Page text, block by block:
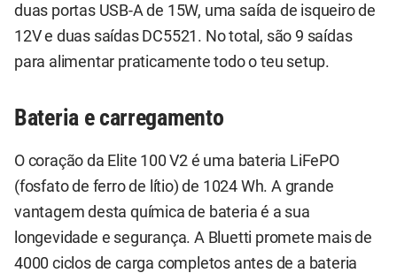
duas portas USB-A de 15W, uma saída de isqueiro de
12V e duas saídas DC5521. No total, são 9 saídas
para alimentar praticamente todo o teu setup.
Bateria e carregamento
O coração da Elite 100 V2 é uma bateria LiFePO
(fosfato de ferro de lítio) de 1024 Wh. A grande
vantagem desta química de bateria é a sua
longevidade e segurança. A Bluetti promete mais de
4000 ciclos de carga completos antes de a bateria